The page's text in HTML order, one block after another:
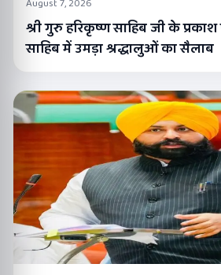
श्री गुरु हरिकृष्ण साहिब जी के प्रकाश
साहिब में उमड़ा श्रद्धालुओं का सैलाब